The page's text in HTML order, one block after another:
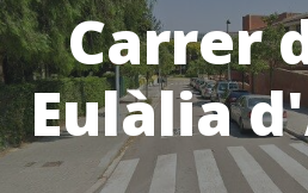
Carrer
Eulàlia